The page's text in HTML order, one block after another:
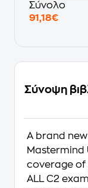
Σύνολο
91,18€
Σύνοψη
A brand
Mastermind
coverage
ALL C2